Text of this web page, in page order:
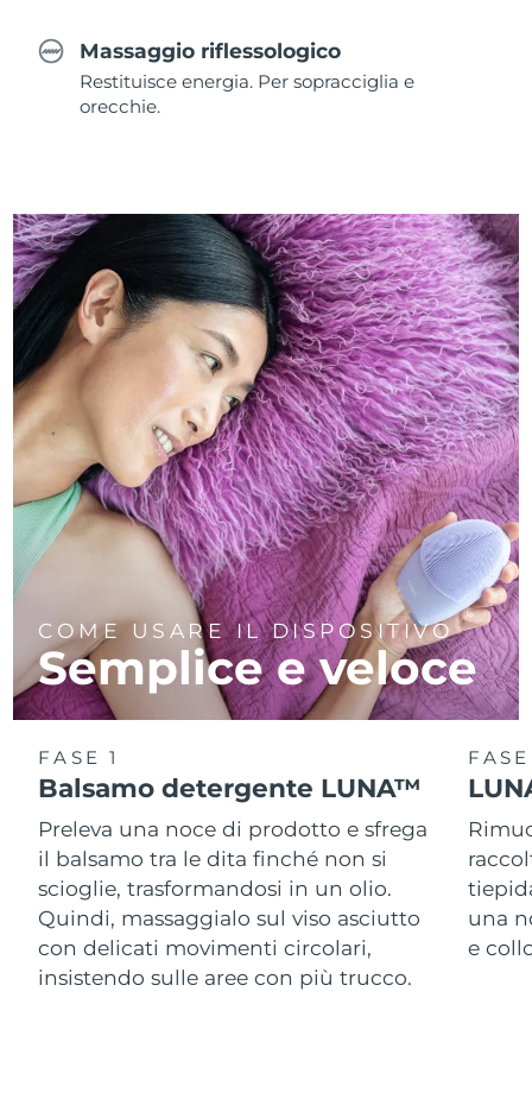
Massaggio riflessologico
Restituisce energia. Per sopracciglia e
orecchie.
COME USARE IL DISPOSITIVO
Semplice e veloce
FASE 1
Balsamo detergente LUNA™
Preleva una noce di prodotto e sfrega
il balsamo tra le dita finché non si
scioglie, trasformandosi in un olio.
Quindi, massaggialo sul viso asciutto
con delicati movimenti circolari,
insistendo sulle aree con più trucco.
una
e